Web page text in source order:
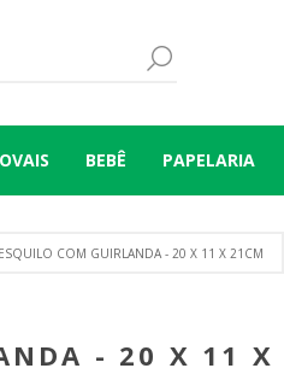
BEBÊ PAPELARIA
ESQUILO COM GUIRLANDA - 20 X 11 X 21CM
- 20 X 11 X